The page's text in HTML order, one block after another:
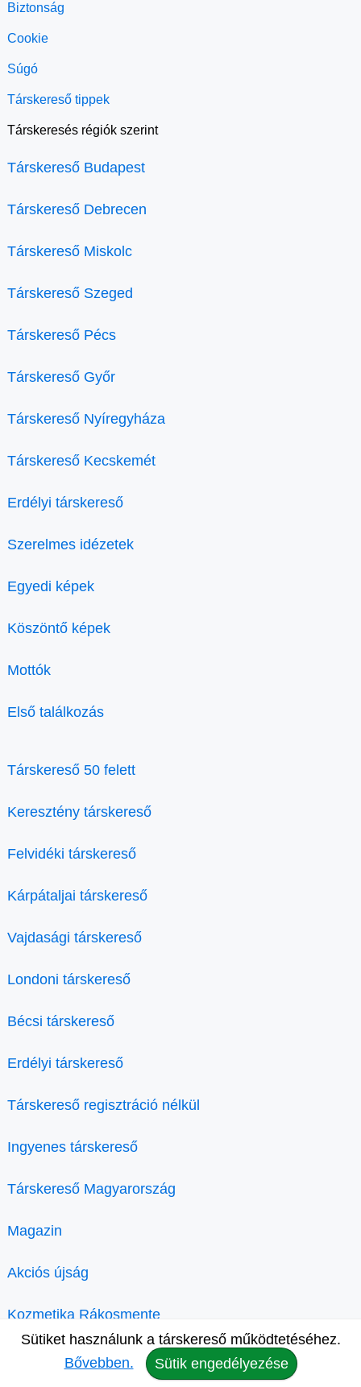
Biztonság
Cookie
Súgó
Társkereső tippek
Társkeresés régiók szerint
Társkereső Budapest
Társkereső Debrecen
Társkereső Miskolc
Társkereső Szeged
Társkereső Pécs
Társkereső Győr
Társkereső Nyíregyháza
Társkereső Kecskemét
Erdélyi társkereső
Szerelmes idézetek
Egyedi képek
Köszöntő képek
Mottók
Első találkozás
Társkereső 50 felett
Keresztény társkereső
Felvidéki társkereső
Kárpátaljai társkereső
Vajdasági társkereső
Londoni társkereső
Bécsi társkereső
Erdélyi társkereső
Társkereső regisztráció nélkül
Ingyenes társkereső
Társkereső Magyarország
Magazin
Akciós újság
Kozmetika Rákosmente
Sütiket használunk a társkereső működtetéséhez.
Bővebben.
Sütik engedélyezése